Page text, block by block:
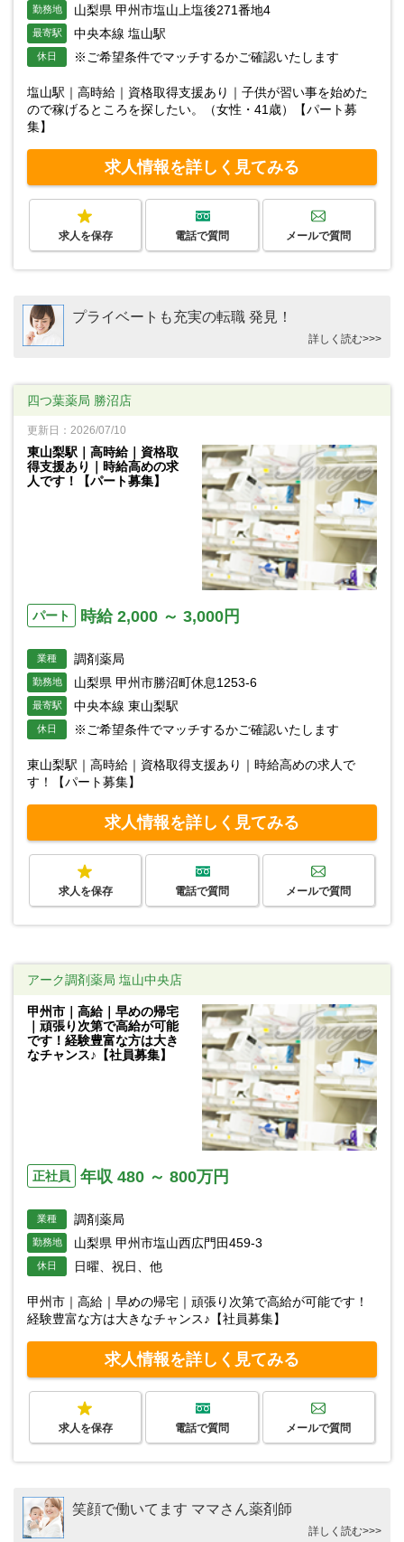
勤務地 山梨県 甲州市塩山上塩後271番地4
最寄駅 中央本線 塩山駅
休日 ※ご希望条件でマッチするかご確認いたします
塩山駅｜高時給｜資格取得支援あり｜子供が習い事を始めた
ので稼げるところを探したい。（女性・41歳）【パート募
集】
求人情報を詳しく見てみる
求人を保存 電話で質問 メールで質問
プライベートも充実の転職 発見！
詳しく読む>>>
四つ葉薬局 勝沼店
更新日：2026/07/10
東山梨駅｜高時給｜資格取
得支援あり｜時給高めの求
人です！【パート募集】
パート 時給 2,000 ～ 3,000円
業種 調剤薬局
勤務地 山梨県 甲州市勝沼町休息1253-6
最寄駅 中央本線 東山梨駅
休日 ※ご希望条件でマッチするかご確認いたします
東山梨駅｜高時給｜資格取得支援あり｜時給高めの求人で
す！【パート募集】
求人情報を詳しく見てみる
求人を保存 電話で質問 メールで質問
アーク調剤薬局 塩山中央店
甲州市｜高給｜早めの帰宅
｜頑張り次第で高給が可能
です！経験豊富な方は大き
なチャンス♪【社員募集】
正社員 年収 480 ～ 800万円
業種 調剤薬局
勤務地 山梨県 甲州市塩山西広門田459-3
休日 日曜、祝日、他
甲州市｜高給｜早めの帰宅｜頑張り次第で高給が可能です！
経験豊富な方は大きなチャンス♪【社員募集】
求人情報を詳しく見てみる
求人を保存 電話で質問 メールで質問
笑顔で働いてます ママさん薬剤師
詳しく読む>>>